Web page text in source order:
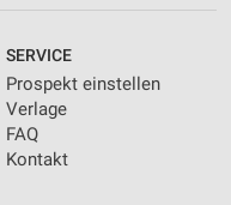
SERVICE
Prospekt einstellen
Verlage
FAQ
Kontakt